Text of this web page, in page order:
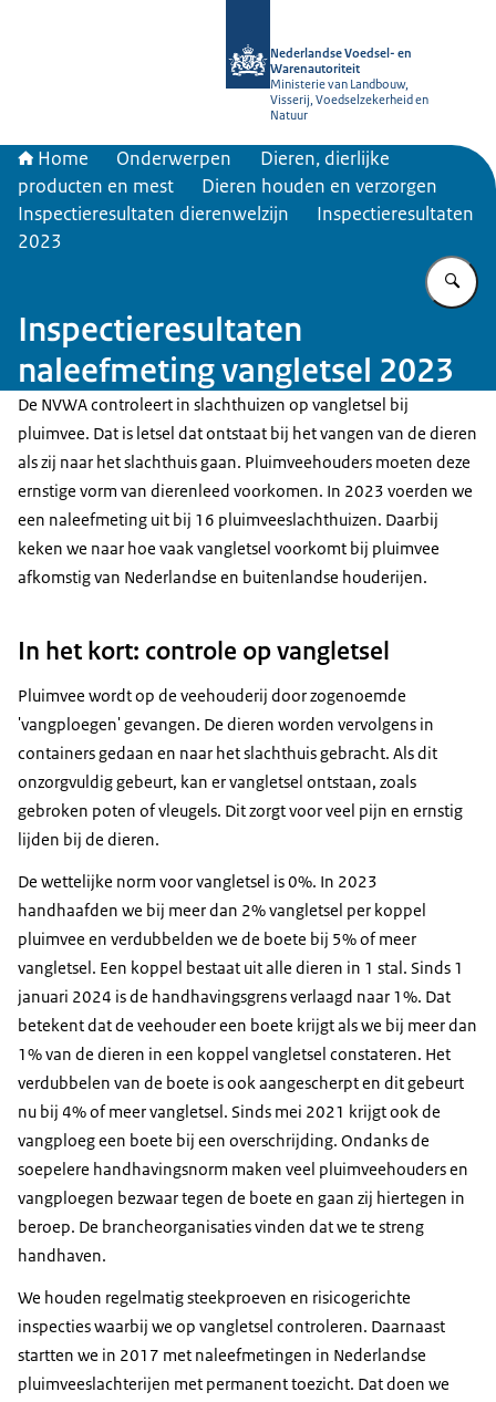
Nederlandse Voedsel- en
Warenautoriteit
Ministerie van Landbouw,
Visserij, Voedselzekerheid en
Natuur
Home Onderwerpen
Dieren, dierlijke
producten en mest
Dieren houden en verzorgen
Inspectieresultaten dierenwelzijn
Inspectieresultaten
2023
Inspectieresultaten
naleefmeting vangletsel 2023
De NVWA controleert in slachthuizen op vangletsel bij
pluimvee. Dat is letsel dat ontstaat bij het vangen van de dieren
als zij naar het slachthuis gaan. Pluimveehouders moeten deze
ernstige vorm van dierenleed voorkomen. In 2023 voerden we
een naleefmeting uit bij 16 pluimveeslachthuizen. Daarbij
keken we naar hoe vaak vangletsel voorkomt bij pluimvee
afkomstig van Nederlandse en buitenlandse houderijen.
In het kort: controle op vangletsel
Pluimvee wordt op de veehouderij door zogenoemde
'vangploegen' gevangen. De dieren worden vervolgens in
containers gedaan en naar het slachthuis gebracht. Als dit
onzorgvuldig gebeurt, kan er vangletsel ontstaan, zoals
gebroken poten of vleugels. Dit zorgt voor veel pijn en ernstig
lijden bij de dieren.
De wettelijke norm voor vangletsel is 0%. In 2023
handhaafden we bij meer dan 2% vangletsel per koppel
pluimvee en verdubbelden we de boete bij 5% of meer
vangletsel. Een koppel bestaat uit alle dieren in 1 stal. Sinds 1
januari 2024 is de handhavingsgrens verlaagd naar 1%. Dat
betekent dat de veehouder een boete krijgt als we bij meer dan
1% van de dieren in een koppel vangletsel constateren. Het
verdubbelen van de boete is ook aangescherpt en dit gebeurt
nu bij 4% of meer vangletsel. Sinds mei 2021 krijgt ook de
vangploeg een boete bij een overschrijding. Ondanks de
soepelere handhavingsnorm maken veel pluimveehouders en
vangploegen bezwaar tegen de boete en gaan zij hiertegen in
beroep. De brancheorganisaties vinden dat we te streng
handhaven.
We houden regelmatig steekproeven en risicogerichte
inspecties waarbij we op vangletsel controleren. Daarnaast
startten we in 2017 met naleefmetingen in Nederlandse
pluimveeslachterijen met permanent toezicht. Dat doen we